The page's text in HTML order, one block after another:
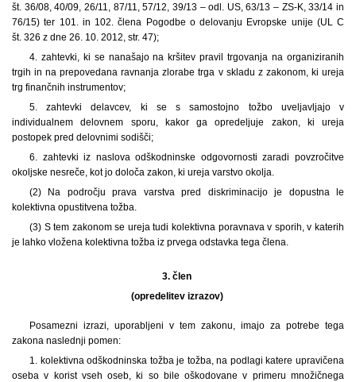
št. 36/08, 40/09, 26/11, 87/11, 57/12, 39/13 – odl. US, 63/13 – ZS-K, 33/14 in
76/15) ter 101. in 102. člena Pogodbe o delovanju Evropske unije (UL C
št. 326 z dne 26. 10. 2012, str. 47);
4. zahtevki, ki se nanašajo na kršitev pravil trgovanja na organiziranih
trgih in na prepovedana ravnanja zlorabe trga v skladu z zakonom, ki ureja
trg finančnih instrumentov;
5. zahtevki delavcev, ki se s samostojno tožbo uveljavljajo v
individualnem delovnem sporu, kakor ga opredeljuje zakon, ki ureja
postopek pred delovnimi sodišči;
6. zahtevki iz naslova odškodninske odgovornosti zaradi povzročitve
okoljske nesreče, kot jo določa zakon, ki ureja varstvo okolja.
(2) Na področju prava varstva pred diskriminacijo je dopustna le
kolektivna opustitvena tožba.
(3) S tem zakonom se ureja tudi kolektivna poravnava v sporih, v katerih
je lahko vložena kolektivna tožba iz prvega odstavka tega člena.
3. člen
(opredelitev izrazov)
Posamezni izrazi, uporabljeni v tem zakonu, imajo za potrebe tega
zakona naslednji pomen:
1. kolektivna odškodninska tožba je tožba, na podlagi katere upravičena
oseba v korist vseh oseb, ki so bile oškodovane v primeru množičnega